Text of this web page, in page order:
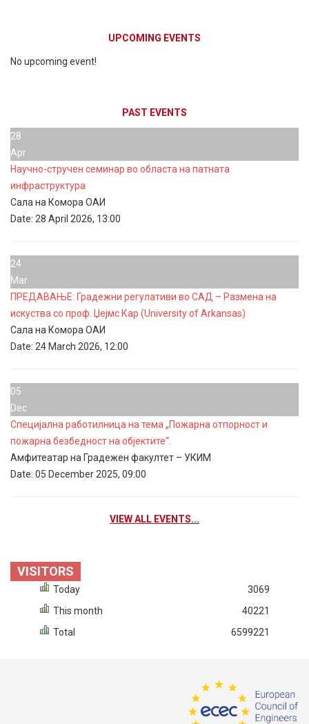
UPCOMING EVENTS
No upcoming event!
PAST EVENTS
28
Apr
Научно-стручен семинар во областа на патната
инфраструктура
Сала на Комора ОАИ
Date: 28 April 2026, 13:00
24
Mar
ПРЕДАВАЊЕ: Градежни регулативи во САД – Размена на
искуства со проф. Џејмс Кар (University of Arkansas)
Сала на Комора ОАИ
Date: 24 March 2026, 12:00
05
Dec
Специјална работилница на тема „Пожарна отпорност и
пожарна безбедност на објектите“.
Амфитеатар на Градежен факултет – УКИМ
Date: 05 December 2025, 09:00
VIEW ALL EVENTS...
VISITORS
Today
3069
This month
40221
Total
6599221